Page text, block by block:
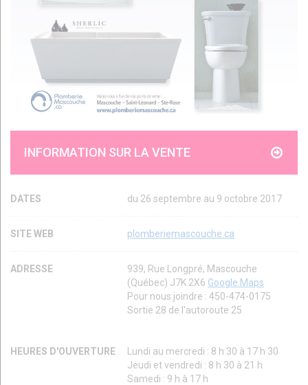
INFORMATION SUR LA VENTE
DATES du 26 septembre au 9 octobre 2017
SITE WEB plomberiemascouche.ca
ADRESSE
939, Rue Longpré, Mascouche
(Québec) J7K 2X6 Google Maps
Pour nous joindre : 450-474-0175
Sortie 28 de l'autoroute 25
HEURES D'OUVERTURE
Lundi au mercredi : 8 h 30 à 17 h 30
Jeudi et vendredi : 8 h 30 à 21 h
Samedi : 9 h à 17 h